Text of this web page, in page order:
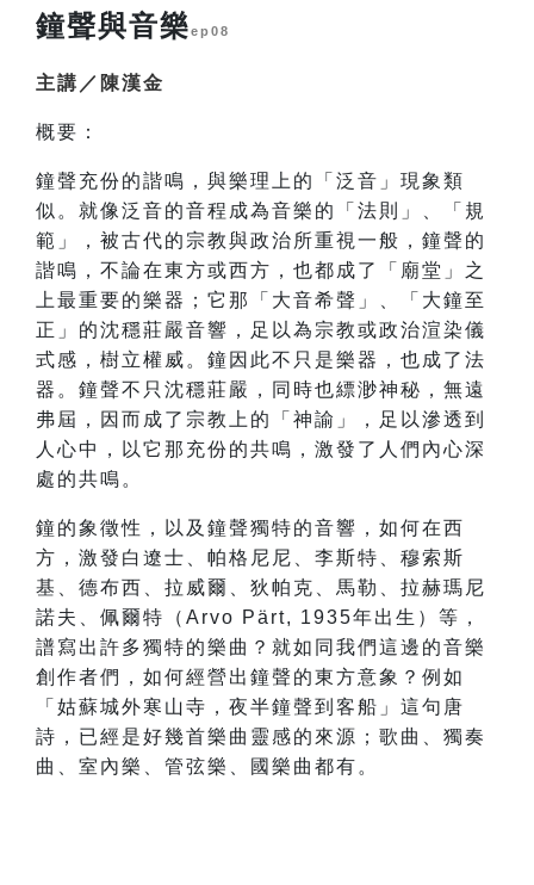
鐘聲與音樂ep08
主講／陳漢金
概要：
鐘聲充份的諧鳴，與樂理上的「泛音」現象類
似。就像泛音的音程成為音樂的「法則」、「規
範」，被古代的宗教與政治所重視一般，鐘聲的
諧鳴，不論在東方或西方，也都成了「廟堂」之
上最重要的樂器；它那「大音希聲」、「大鐘至
正」的沈穩莊嚴音響，足以為宗教或政治渲染儀
式感，樹立權威。鐘因此不只是樂器，也成了法
器。鐘聲不只沈穩莊嚴，同時也縹渺神秘，無遠
弗屆，因而成了宗教上的「神諭」，足以滲透到
人心中，以它那充份的共鳴，激發了人們內心深
處的共鳴。
鐘的象徵性，以及鐘聲獨特的音響，如何在西
方，激發白遼士、帕格尼尼、李斯特、穆索斯
基、德布西、拉威爾、狄帕克、馬勒、拉赫瑪尼
諾夫、佩爾特（Arvo Pärt, 1935年出生）等，
譜寫出許多獨特的樂曲？就如同我們這邊的音樂
創作者們，如何經營出鐘聲的東方意象？例如
「姑蘇城外寒山寺，夜半鐘聲到客船」這句唐
詩，已經是好幾首樂曲靈感的來源；歌曲、獨奏
曲、室內樂、管弦樂、國樂曲都有。